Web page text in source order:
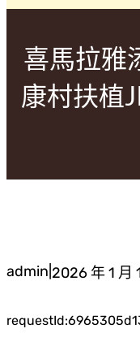
喜馬拉雅
康村扶植
admin 2026 年 1 月